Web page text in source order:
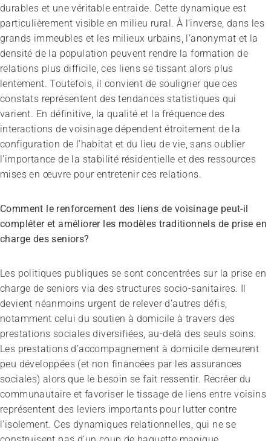
durables et une véritable entraide. Cette dynamique est
particulièrement visible en milieu rural. À l’inverse, dans les
grands immeubles et les milieux urbains, l’anonymat et la
densité de la population peuvent rendre la formation de
relations plus difficile, ces liens se tissant alors plus
lentement. Toutefois, il convient de souligner que ces
constats représentent des tendances statistiques qui
varient. En définitive, la qualité et la fréquence des
interactions de voisinage dépendent étroitement de la
configuration de l’habitat et du lieu de vie, sans oublier
l’importance de la stabilité résidentielle et des ressources
mises en œuvre pour entretenir ces relations.
Comment le renforcement des liens de voisinage peut-il
compléter et améliorer les modèles traditionnels de prise en
charge des seniors?
Les politiques publiques se sont concentrées sur la prise en
charge de seniors via des structures socio-sanitaires. Il
devient néanmoins urgent de relever d’autres défis,
notamment celui du soutien à domicile à travers des
prestations sociales diversifiées, au-delà des seuls soins.
Les prestations d’accompagnement à domicile demeurent
peu développées (et non financées par les assurances
sociales) alors que le besoin se fait ressentir. Recréer du
communautaire et favoriser le tissage de liens entre voisins
représentent des leviers importants pour lutter contre
l’isolement. Ces dynamiques relationnelles, qui ne se